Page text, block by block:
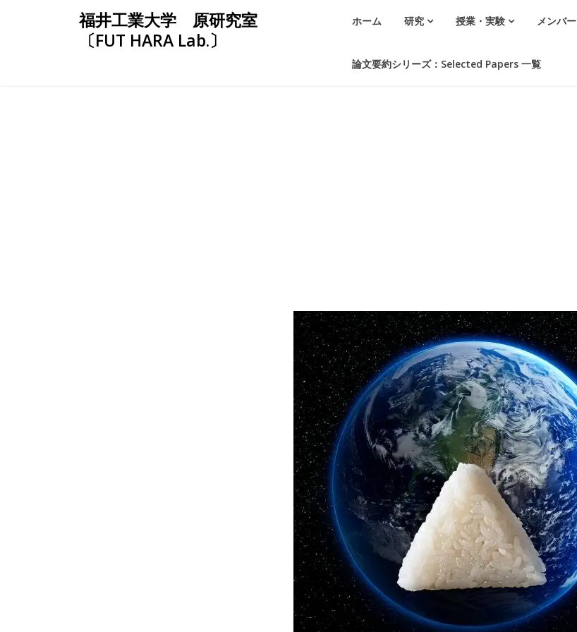
福井工業大学 原研究室
〔FUT HARA Lab.〕
ホーム 研究 授業・実験 メンバー
論文要約シリーズ：Selected Papers 一覧